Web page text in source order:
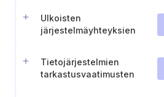
Ulkoisten
järjestelmäyhteyksien
Tietojärjestelmien
tarkastusvaatimusten